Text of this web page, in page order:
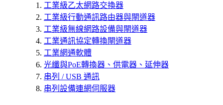
工業級乙太網路交換器
工業級行動通訊路由器與閘道器
工業級無線網路設備與閘道器
工業通訊協定轉換閘道器
工業網通軟體
光纖與PoE轉換器、供電器、延伸器
串列 / USB 通訊
串列設備連網伺服器